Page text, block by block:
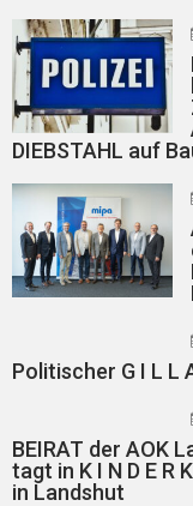
DIEBSTAHL auf
Politischer G I L L
BEIRAT der AOK
tagt in K I N D E R
in Landshut